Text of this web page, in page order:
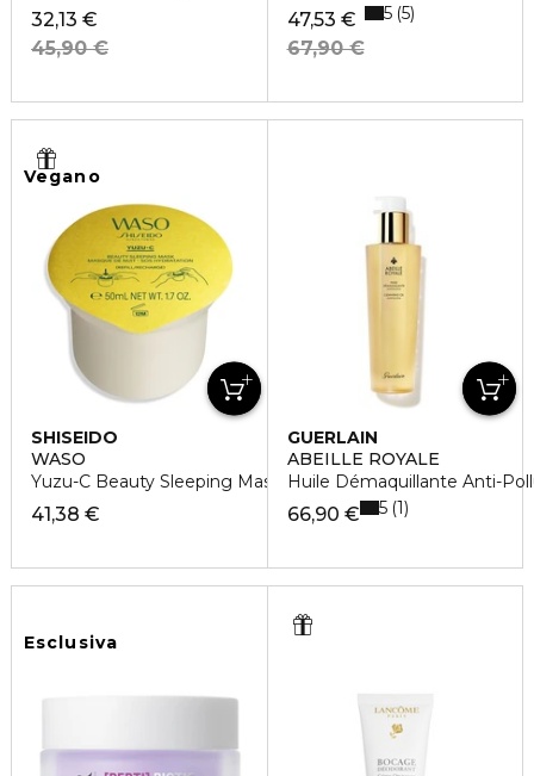
32,13 €
45,90 €
47,53 €
67,90 €
5 5
Vegano
SHISEIDO
WASO
Yuzu-C Beauty Sleeping Mask Refill
41,38 €
GUERLAIN
ABEILLE ROYALE
Huile Démaquillante Anti-
66,90 € 5 1
Esclusiva